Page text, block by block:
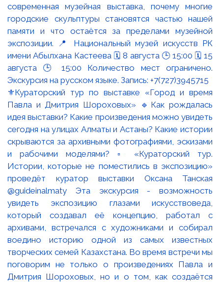
⚜️Кураторский тур по выставке «Город и время
Павла и Дмитрия Шороховых» 🔹Как рождалась
идея выставки? Какие произведения можно увидеть
сегодня на улицах Алматы и Астаны? Какие истории
скрываются за архивными фотографиями, эскизами
и рабочими моделями? ▫️ «Кураторский тур.
Истории, которые не поместились в экспозицию»
проведёт куратор выставки Оксана Танская
@guideinalmaty Эта экскурсия - возможность
увидеть экспозицию глазами искусствоведа,
который создавал её концепцию, работал с
архивами, встречался с художниками и собирал
воедино историю одной из самых известных
творческих семей Казахстана. Во время встречи мы
поговорим не только о произведениях Павла и
Дмитрия Шороховых, но и о том, как создаётся